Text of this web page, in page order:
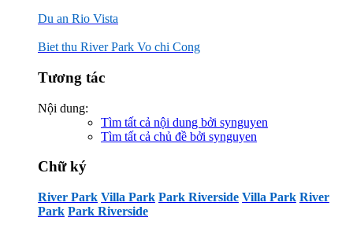
Du an Rio Vista
Biet thu River Park Vo chi Cong
Tương tác
Nội dung:
Tìm tất cả nội dung bởi synguyen
Tìm tất cả chủ đề bởi synguyen
Chữ ký
River Park Villa Park Park Riverside Villa Park River
Park Park Riverside